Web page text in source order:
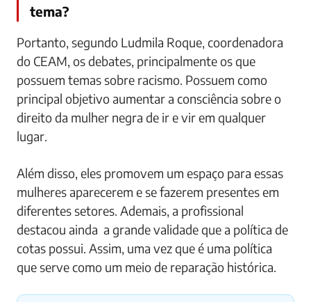
tema?
Portanto, segundo Ludmila Roque, coordenadora
do CEAM, os debates, principalmente os que
possuem temas sobre racismo. Possuem como
principal objetivo aumentar a consciência sobre o
direito da mulher negra de ir e vir em qualquer
lugar.
Além disso, eles promovem um espaço para essas
mulheres aparecerem e se fazerem presentes em
diferentes setores. Ademais, a profissional
destacou ainda a grande validade que a política de
cotas possui. Assim, uma vez que é uma política
que serve como um meio de reparação histórica.